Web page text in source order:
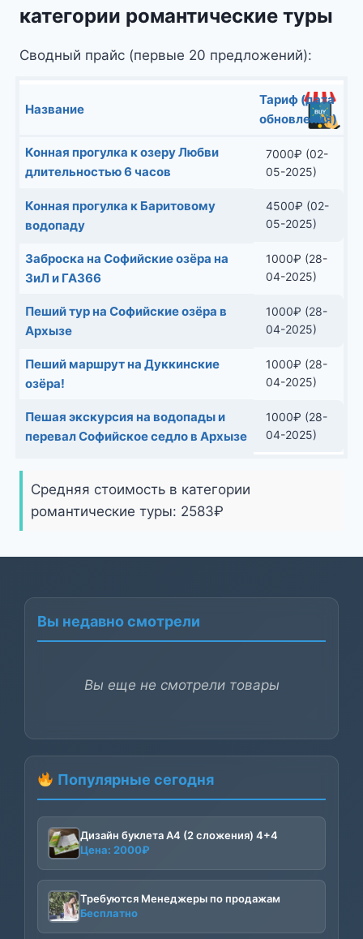
категории романтические туры
Сводный прайс (первые 20 предложений):
Название
Тариф (дата
обновления)
Конная прогулка к озеру Любви
длительностью 6 часов
7000₽ (02-
05-2025)
Конная прогулка к Баритовому
водопаду
4500₽ (02-
05-2025)
Заброска на Софийские озёра на
ЗиЛ и ГАЗ66
1000₽ (28-
04-2025)
Пеший тур на Софийские озёра в
Архызе
1000₽ (28-
04-2025)
Пеший маршрут на Дуккинские
озёра!
1000₽ (28-
04-2025)
Пешая экскурсия на водопады и
перевал Софийское седло в Архызе
1000₽ (28-
04-2025)
Средняя стоимость в категории
романтические туры: 2583₽
Вы недавно смотрели
Вы еще не смотрели товары
Популярные сегодня
Дизайн буклета А4 (2 сложения) 4+4
Цена: 2000₽
Требуются Менеджеры по продажам
Бесплатно